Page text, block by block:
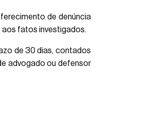
de denúncia
aos fatos investigados.
de 30 dias, contados
advogado ou defensor